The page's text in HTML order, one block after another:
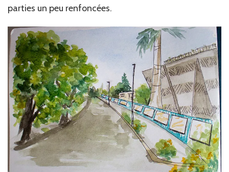
parties un peu renfoncées.